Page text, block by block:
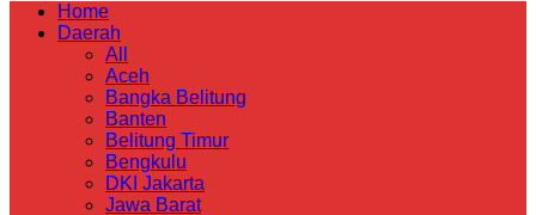
Home
Daerah
All
Aceh
Bangka Belitung
Banten
Belitung Timur
Bengkulu
DKI Jakarta
Jawa Barat